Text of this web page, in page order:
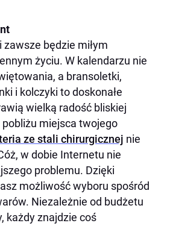
zawsze będzie miłym
życiu. W kalendarzu nie
a bransoletki,
i kolczyki to doskonałe
wielką radość bliskiej
miejsca twojego
ze stali chirurgicznej nie
w dobie Internetu nie
problemu. Dzięki
możliwość wyboru spośród
Niezależnie od budżetu
każdy znajdzie coś